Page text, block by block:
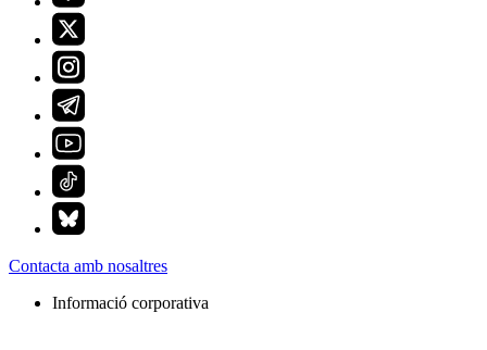
Contacta amb nosaltres
Informació corporativa